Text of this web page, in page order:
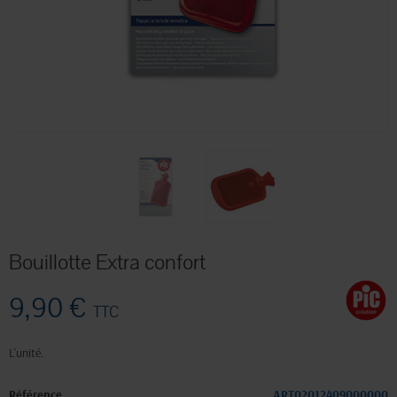
Bouillotte Extra confort
9,90 € TTC
L'unité.